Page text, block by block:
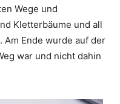
Wege und
Kletterbäume und all
Ende wurde auf der
war und nicht dahin